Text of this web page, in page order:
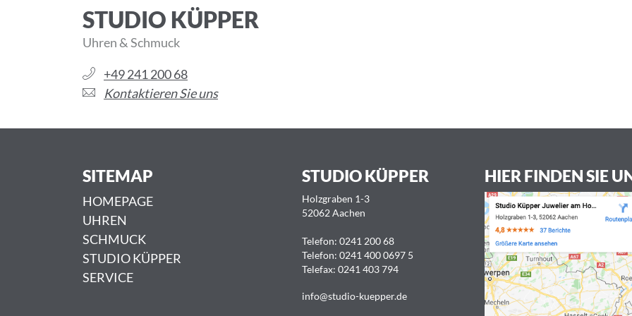
STUDIO KÜPPER
Uhren & Schmuck
+49 241 200 68
Kontaktieren Sie uns
SITEMAP
HOMEPAGE
UHREN
SCHMUCK
STUDIO KÜPPER
SERVICE
STUDIO KÜPPER
Holzgraben 1-3
52062 Aachen
Telefon: 0241 200 68
Telefon: 0241 400 0697 5
Telefax: 0241 403 794
info@studio-kuepper.de
HIER FINDEN SIE